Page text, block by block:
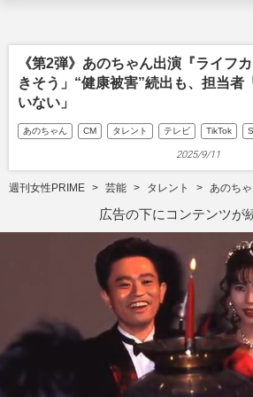
《第2弾》あのちゃん出演『ライフ
きそう」“健康被害”続出も、担当者
いない」
あのちゃん CM タレント テレビ TikTok
2025/9/11
週刊女性PRIME 芸能 タレント あのち
広告の下にコンテンツが